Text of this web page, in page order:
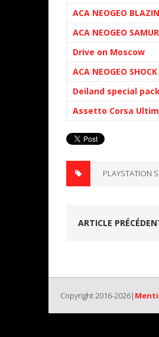
ACA NEOGEO
ACA NEOGEO
Drive on Moscow
ACA NEOGEO
Deiland special
Assetto Corsa
PLAYSTATION
ARTICLE
Copyright 2016-2026|